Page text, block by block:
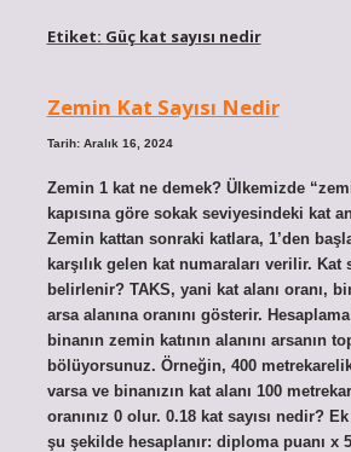
Etiket: Güç kat sayısı nedir
Zemin Kat Sayısı Nedir
Tarih: Aralık 16, 2024
Zemin 1 kat ne demek? Ülkemizde
kapısına göre sokak seviyesindeki kat
Zemin kattan sonraki katlara, 1’den
karşılık gelen kat numaraları verilir. Kat
belirlenir? TAKS, yani kat alanı oranı,
arsa alanına oranını gösterir.
binanın zemin katının alanını arsanın
bölüyorsunuz. Örneğin, 400
varsa ve binanızın kat alanı 100
oranınız 0 olur. 0.18 kat sayısı nedir?
şu şekilde hesaplanır: diploma puanı x